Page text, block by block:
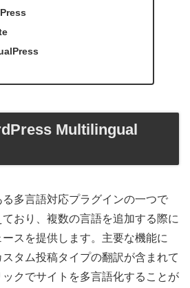
Multilingual
多言語対応プラグインの一つで
おり、複数の言語を追加する際に
スを提供します。主要な機能に
タム投稿タイプの翻訳が含まれて
クでサイトを多言語化することが